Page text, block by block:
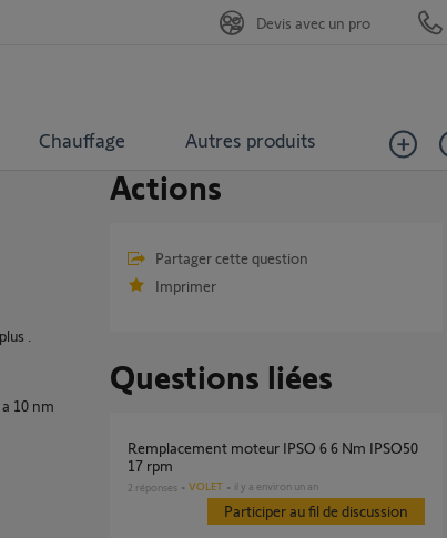
Chauffage Autres produits
Devis avec un pro
.
10 nm
Actions
Partager cette question
Imprimer
Questions liées
Remplacement moteur IPSO 6 6 Nm IPSO50
17 rpm
2 réponses VOLET il y a environ un an
Participer au fil de discussion